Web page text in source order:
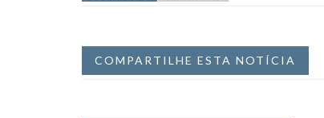
COMPARTILHE ESTA NOTÍCIA